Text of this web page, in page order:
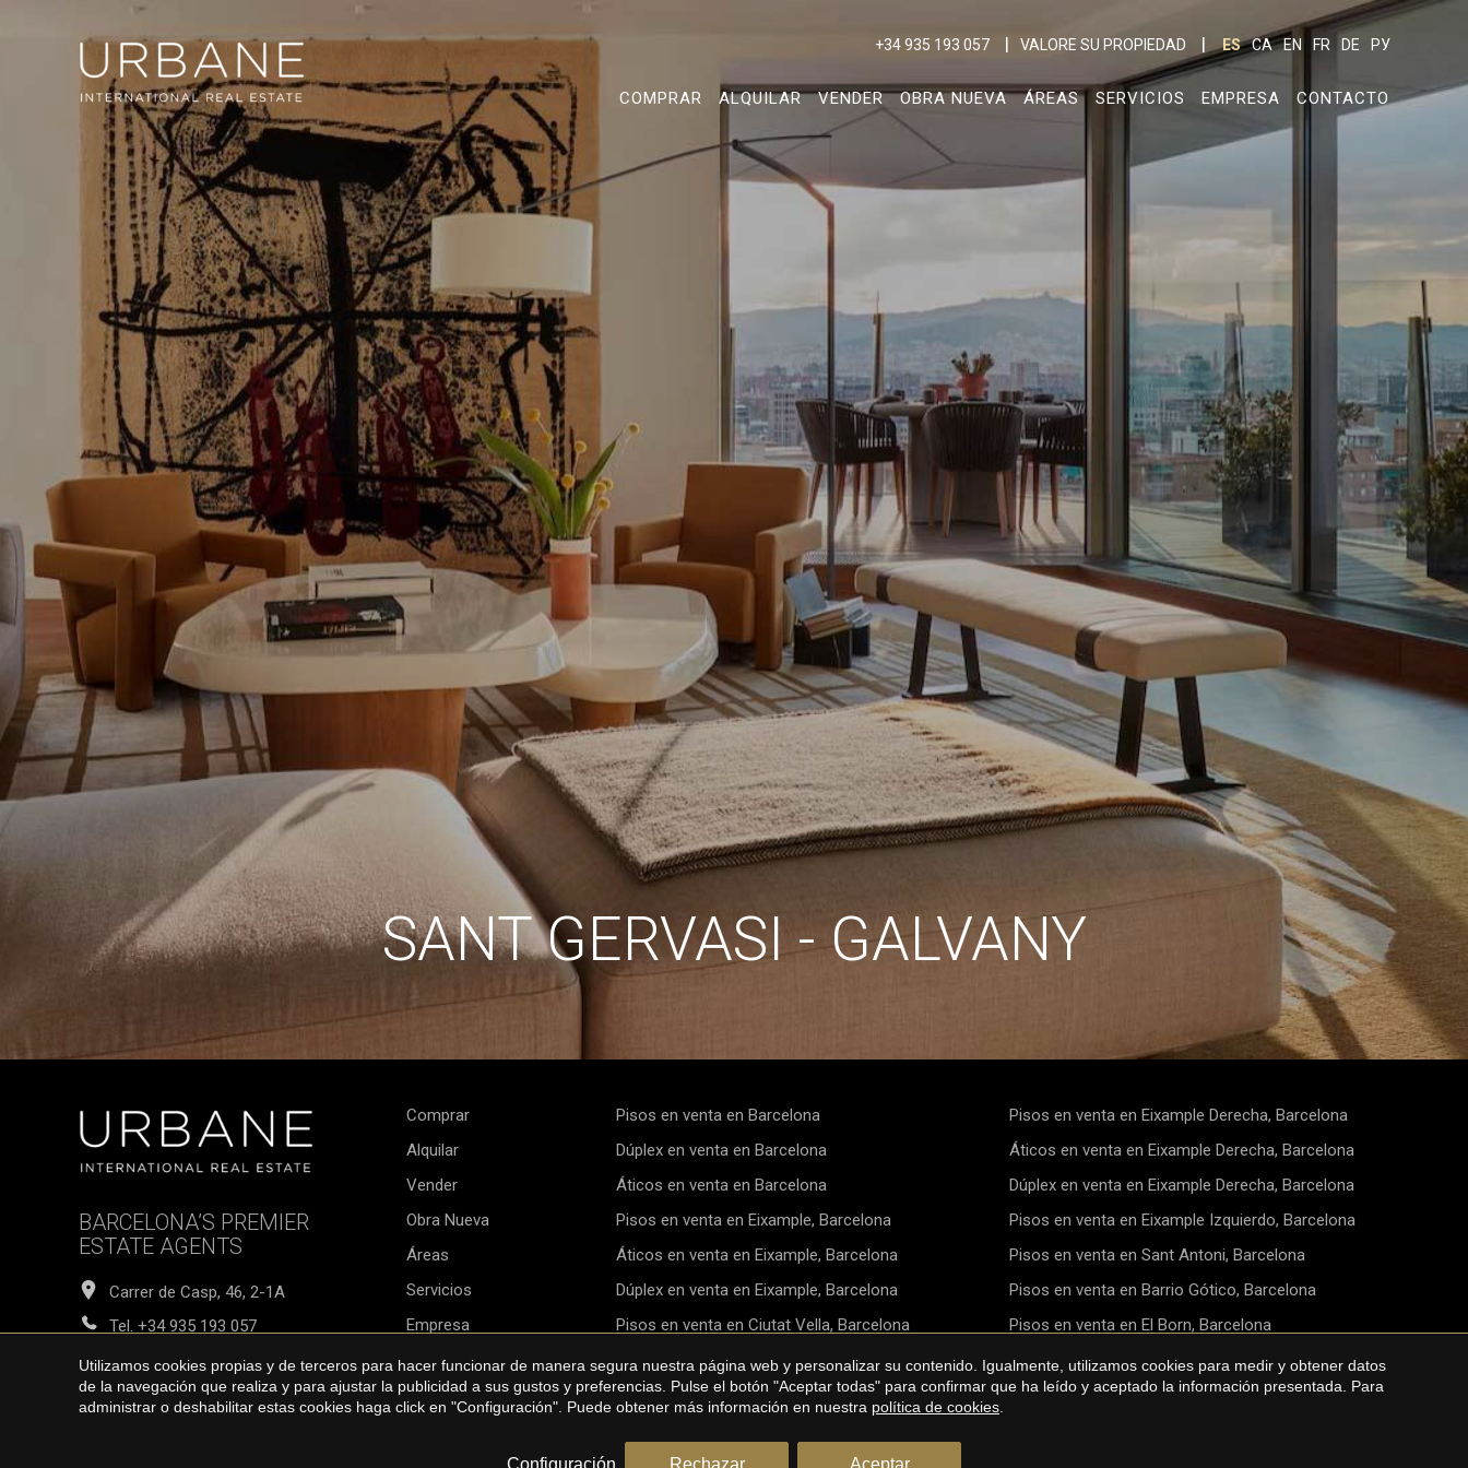
+34 935 193 057 VALORE SU PROPIEDAD ES CA EN FR DE РУ
COMPRAR ALQUILAR VENDER OBRA NUEVA ÁREAS SERVICIOS EMPRESA CONTACTO
SANT GERVASI - GALVANY
BARCELONA’S PREMIER
ESTATE AGENTS
Carrer de Casp, 46, 2-1A
Tel. +34 935 193 057
info@urbanegroup.es
Agente con licencia completa
con número AICAT 8994
Comprar
Alquilar
Vender
Obra Nueva
Áreas
Servicios
Empresa
Nuestro Blog
Pisos en venta en Barcelona
Dúplex en venta en Barcelona
Áticos en venta en Barcelona
Pisos en venta en Eixample, Barcelona
Áticos en venta en Eixample, Barcelona
Dúplex en venta en Eixample, Barcelona
Pisos en venta en Ciutat Vella, Barcelona
Áticos en venta en Ciutat Vella, Barcelona
Pisos en venta en Sant Marti, Barcelona
Pisos en venta en Eixample Derecha, Barcelona
Áticos en venta en Eixample Derecha, Barcelona
Dúplex en venta en Eixample Derecha, Barcelona
Pisos en venta en Eixample Izquierdo, Barcelona
Pisos en venta en Sant Antoni, Barcelona
Pisos en venta en Barrio Gótico, Barcelona
Pisos en venta en El Born, Barcelona
Pisos en venta en El Raval, Barcelona
Pisos en venta en Diagonal Mar, Barcelona
Utilizamos cookies propias y de terceros para hacer funcionar de manera segura nuestra página web y personalizar su contenido. Igualmente, utilizamos cookies para medir y obtener datos
de la navegación que realiza y para ajustar la publicidad a sus gustos y preferencias. Pulse el botón "Aceptar todas" para confirmar que ha leído y aceptado la información presentada. Para
administrar o deshabilitar estas cookies haga click en "Configuración". Puede obtener más información en nuestra política de cookies
Configuración Rechazar Aceptar
Modificar cookies
Técnicas y funcionales
Este sitio web utiliza Cookies propias para recopilar información con la finalidad de
mejorar nuestros servicios. Si continua navegando, supone la aceptación de la
instalación de las mismas. El usuario tiene la posibilidad de configurar su navegador
pudiendo, si así lo desea, impedir que sean instaladas en su disco duro, aunque
deberá tener en cuenta que dicha acción podrá ocasionar dificultades de navegación
de la página web.
Analíticas y personalización
Permiten realizar el seguimiento y análisis del comportamiento de los usuarios de este
sitio web. La información recogida mediante este tipo de cookies se utiliza en la
medición de la actividad de la web para la elaboración de perfiles de navegación de
los usuarios con el fin de introducir mejoras en función del análisis de los datos de uso
que hacen los usuarios del servicio. Permiten guardar la información de preferencia
del usuario para mejorar la calidad de nuestros servicios y para ofrecer una mejor
experiencia a través de productos recomendados.
Marketing y publicidad
Estas cookies son utilizadas para almacenar información sobre las preferencias y
elecciones personales del usuario a través de la observación continuada de sus
hábitos de navegación. Gracias a ellas, podemos conocer los hábitos de navegación
en el sitio web y mostrar publicidad relacionada con el perfil de navegación del
usuario.
Guardar configuración Aceptar todas